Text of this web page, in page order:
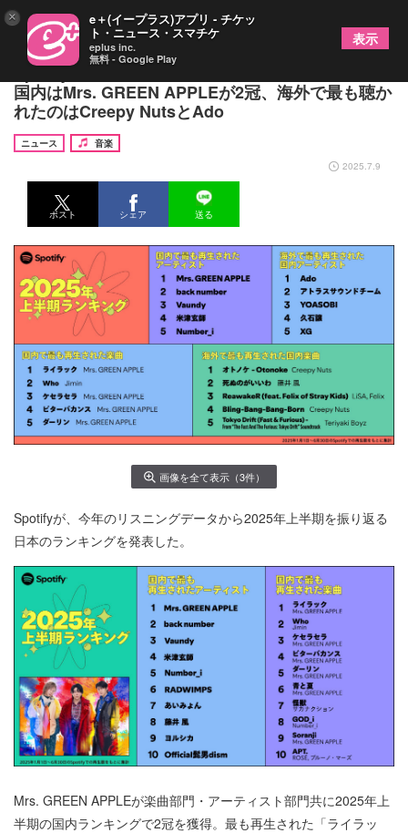
Spotify、2025年上半期日本のランキングを発表、
国内はMrs. GREEN APPLEが2冠、海外で最も聴か
れたのはCreepy NutsとAdo
ニュース
音楽
2025.7.9
ポスト シェア 送る
画像を全て表示（3件）
Spotifyが、今年のリスニングデータから2025年上半期を振り返る
日本のランキングを発表した。
Mrs. GREEN APPLEが楽曲部門・アーティスト部門共に2025年上
半期の国内ランキングで2冠を獲得。最も再生された「ライラッ
× e＋(イープラス)アプリ - チケッ
ト・ニュース・スマチケ
eplus inc.
無料 - Google Play
表示